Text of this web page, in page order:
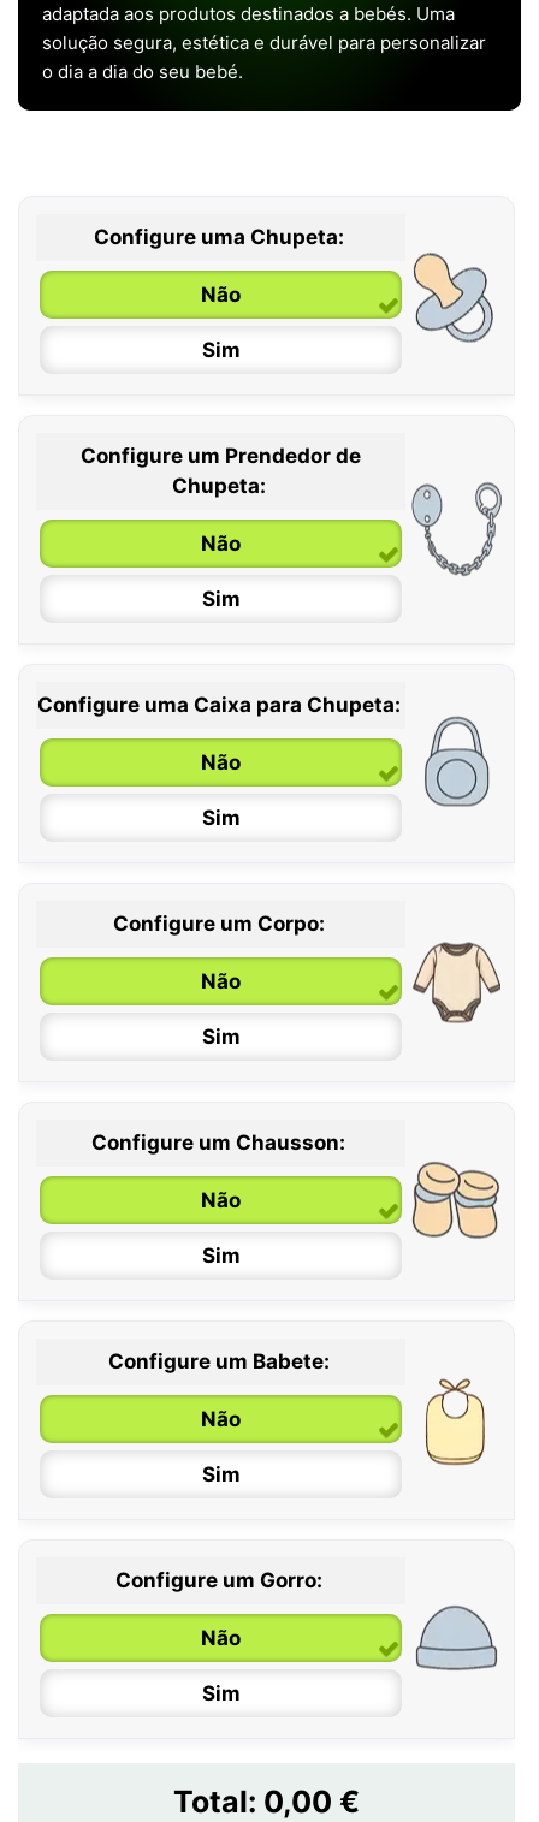
adaptada aos produtos destinados a bebés. Uma
solução segura, estética e durável para personalizar
o dia a dia do seu bebé.
Configure uma Chupeta:
Não
Sim
0 / 6 meses
6 / 36 meses
Configure um Prendedor de
Chupeta:
Não
Sim
Configure uma Caixa para Chupeta:
Não
Sim
Configure um Corpo:
Não
Sim
0 / 6 meses
6 / 12 meses
12 / 18 meses
Configure um Chausson:
Não
Sim
Configure um Babete:
Não
Sim
Configure um Gorro:
Não
Sim
Total: 0,00 €